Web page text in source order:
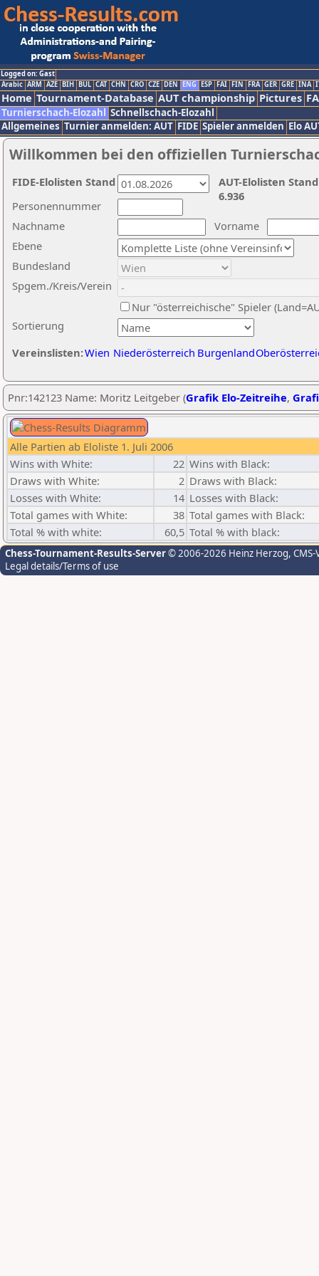
Logged on: Gast
Arabic ARM AZE BIH BUL CAT CHN CRO CZE DEN ENG ESP FAI FIN FRA GER GRE INA
Home Tournament-Database AUT championship Pictures
Turnierschach-Elozahl Schnellschach-Elozahl
Allgemeines Turnier anmelden: AUT FIDE Spieler anmelden Elo
Willkommen bei den offiziellen
Nachname
Vorname
Ebene
Sortierung
Personennummer
Bundesland
Spgem./Kreis/Verein
Nur "österreichische" Spieler
Vereinslisten:Wien Niederösterreich Burgenland
AUT-Elolisten
6.936
FIDE-Elolisten Stand
Pnr:142123 Name: Moritz Leitgeber (Grafik Elo-Zeitreihe,
Alle Partien ab Eloliste 1. Juli 2006
Wins with White:
22 Wins with Black:
Draws with White:
2 Draws with Black:
Losses with White:
14 Losses with Black:
Total games with White:
38 Total games with Black:
Total % with white:
60,5 Total % with black:
Chess-Tournament-Results-Server© 2006-2026 Heinz Herzog,
Legal details/Terms of use